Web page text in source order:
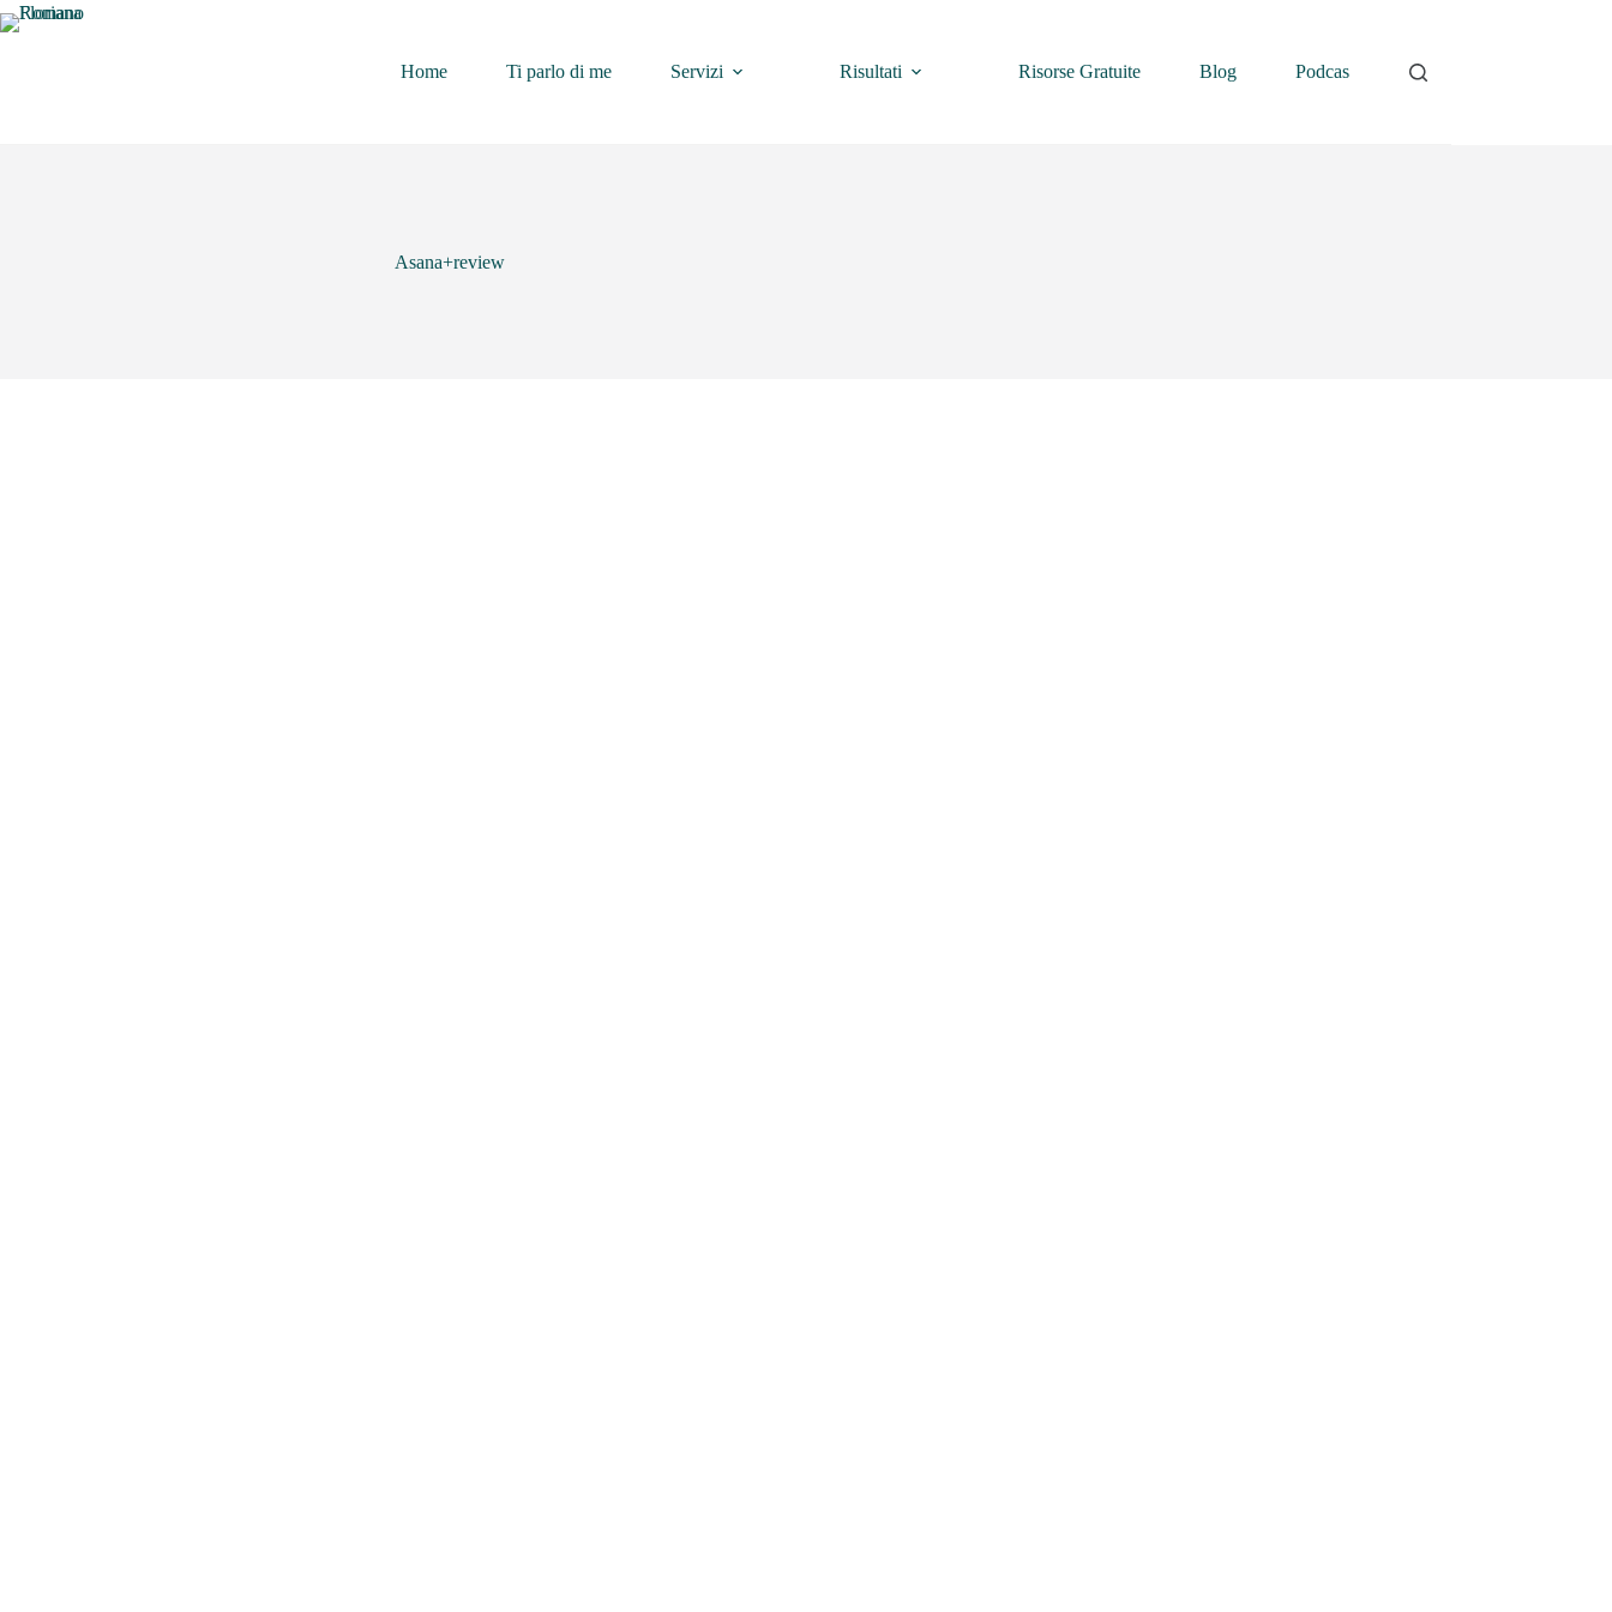
Home Ti parlo di me Servizi Risultati Risorse Gratuite Blog Podcast Contatti
Asana+review